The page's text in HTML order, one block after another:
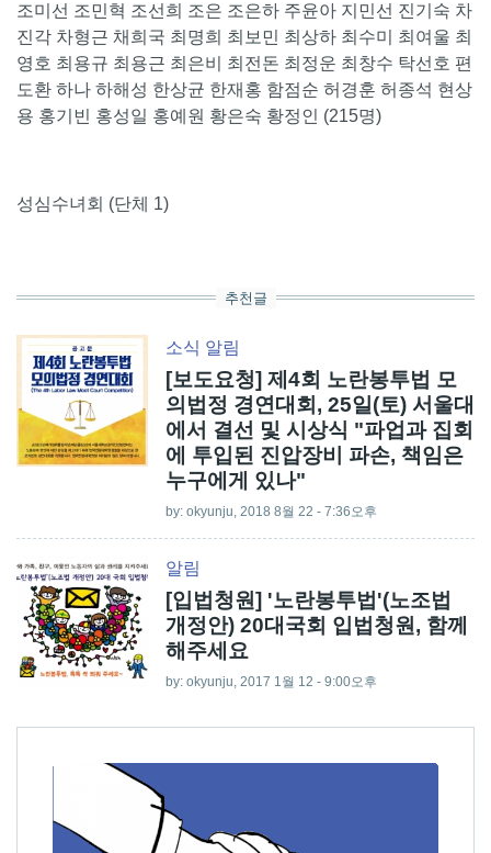
조미선 조민혁 조선희 조은 조은하 주윤아 지민선 진기숙 차
진각 차형근 채희국 최명희 최보민 최상하 최수미 최여울 최
영호 최용규 최용근 최은비 최전돈 최정운 최창수 탁선호 편
도환 하나 하해성 한상균 한재홍 함점순 허경훈 허종석 현상
용 홍기빈 홍성일 홍예원 황은숙 황정인 (215명)
성심수녀회 (단체 1)
추천글
소식 알림
[보도요청] 제4회 노란봉투법 모
의법정 경연대회, 25일(토) 서울대
에서 결선 및 시상식 "파업과 집회
에 투입된 진압장비 파손, 책임은
누구에게 있나"
by: okyunju, 2018 8월 22 - 7:36오후
알림
[입법청원] '노란봉투법'(노조법
개정안) 20대국회 입법청원, 함께
해주세요
by: okyunju, 2017 1월 12 - 9:00오후